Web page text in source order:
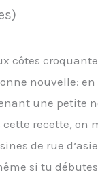
côtes
nouvelle:
une petite
recette, on
de rue
si tu